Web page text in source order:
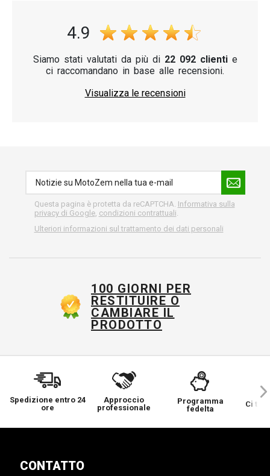
4.9
Siamo stati valutati da più di 22 092 clientie
ci raccomandano in base alle recensioni.
Visualizza le recensioni
Questa pagina è protetta da reCAPTCHA. Informativa sulla
privacy di Google, condizioni contrattuali
Ulteriori informazioni sul trattamento dei dati personali
100 GIORNI PER
RESTITUIRE O
CAMBIARE IL
PRODOTTO
Spedizione entro 24
ore
Approccio
professionale
Programma
fedelta
Ci
CONTATTO